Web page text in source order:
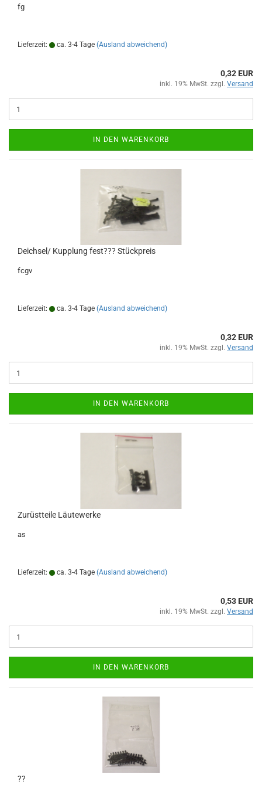
fg
Lieferzeit: ca. 3-4 Tage (Ausland abweichend)
0,32 EUR
inkl. 19% MwSt. zzgl. Versand
IN DEN WARENKORB
Deichsel/ Kupplung fest??? Stückpreis
fcgv
Lieferzeit: ca. 3-4 Tage (Ausland abweichend)
0,32 EUR
inkl. 19% MwSt. zzgl. Versand
IN DEN WARENKORB
Zurüstteile Läutewerke
as
Lieferzeit: ca. 3-4 Tage (Ausland abweichend)
0,53 EUR
inkl. 19% MwSt. zzgl. Versand
IN DEN WARENKORB
??